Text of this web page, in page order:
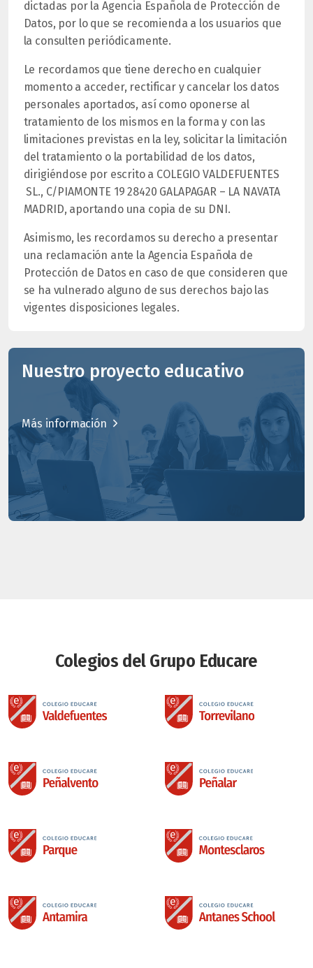
dictadas por la Agencia Española de Protección de
Datos, por lo que se recomienda a los usuarios que
la consulten periódicamente.
Le recordamos que tiene derecho en cualquier
momento a acceder, rectificar y cancelar los datos
personales aportados, así como oponerse al
tratamiento de los mismos en la forma y con las
limitaciones previstas en la ley, solicitar la limitación
del tratamiento o la portabilidad de los datos,
dirigiéndose por escrito a COLEGIO VALDEFUENTES
SL., C/PIAMONTE 19 28420 GALAPAGAR – LA NAVATA
MADRID, aportando una copia de su DNI.
Asimismo, les recordamos su derecho a presentar
una reclamación ante la Agencia Española de
Protección de Datos en caso de que consideren que
se ha vulnerado alguno de sus derechos bajo las
vigentes disposiciones legales.
Nuestro proyecto educativo
Más información
Colegios del Grupo Educare